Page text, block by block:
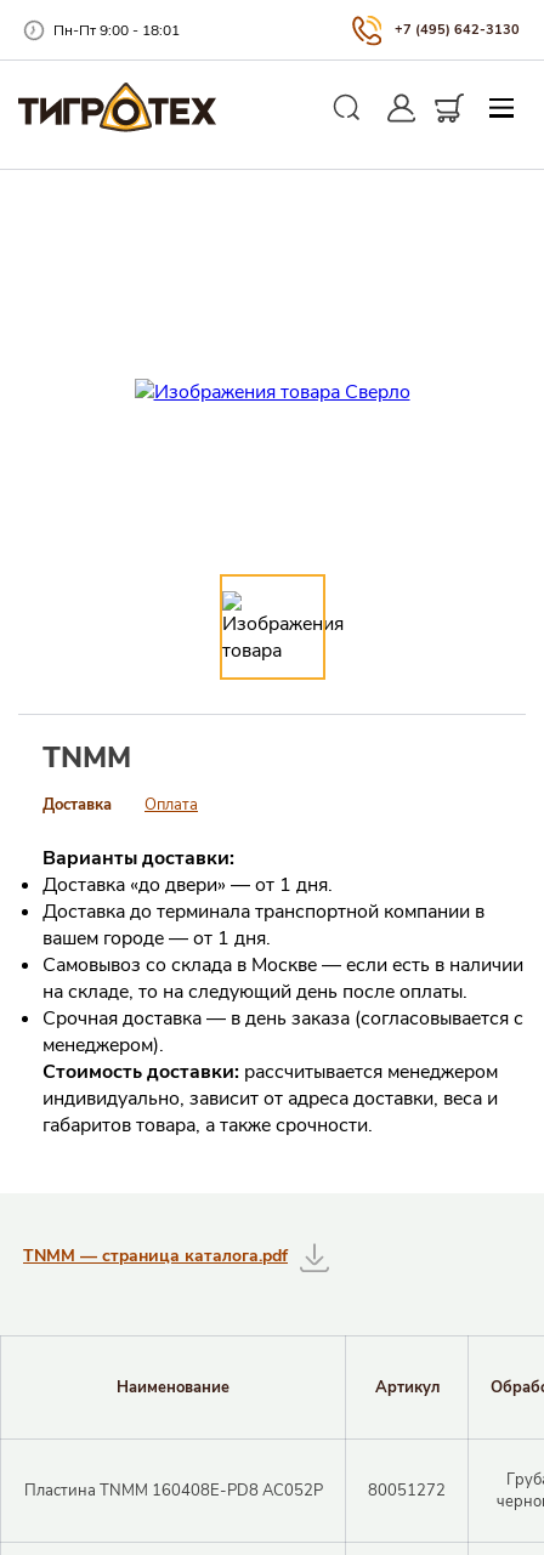
Пн-Пт 9:00 - 18:01 +7 (495) 642-3130
TNMM
Доставка Оплата
Варианты доставки:
Доставка «до двери» — от 1 дня.
Доставка до терминала транспортной компании в
вашем городе — от 1 дня.
Самовывоз со склада в Москве — если есть в наличии
на складе, то на следующий день после оплаты.
Срочная доставка — в день заказа (согласовывается с
менеджером).
Стоимость доставки: рассчитывается менеджером
индивидуально, зависит от адреса доставки, веса и
габаритов товара, а также срочности.
Таблицы с информацией о товаре
TNMM — страница каталога.pdf
Наименование Артикул
Пластина TNMM 160408E-PD8 AC052P 80051272